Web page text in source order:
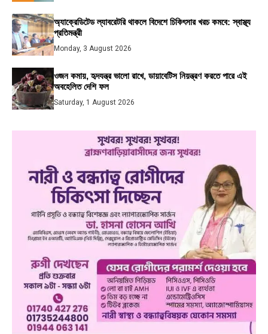
অ্যাক্রেডিটেড ল্যাবরেটরি থাকলে বিদেশে চিকিৎসার খরচ কমবে: স্বাস্থ্য
প্রতিমন্ত্রী
Monday, 3 August 2026
ওজন কমায়, হৃদযন্ত্র ভালো রাখে, ডায়াবেটিস নিয়ন্ত্রণ করতে পারে এই
অবহেলিত দেশি ফল
Saturday, 1 August 2026